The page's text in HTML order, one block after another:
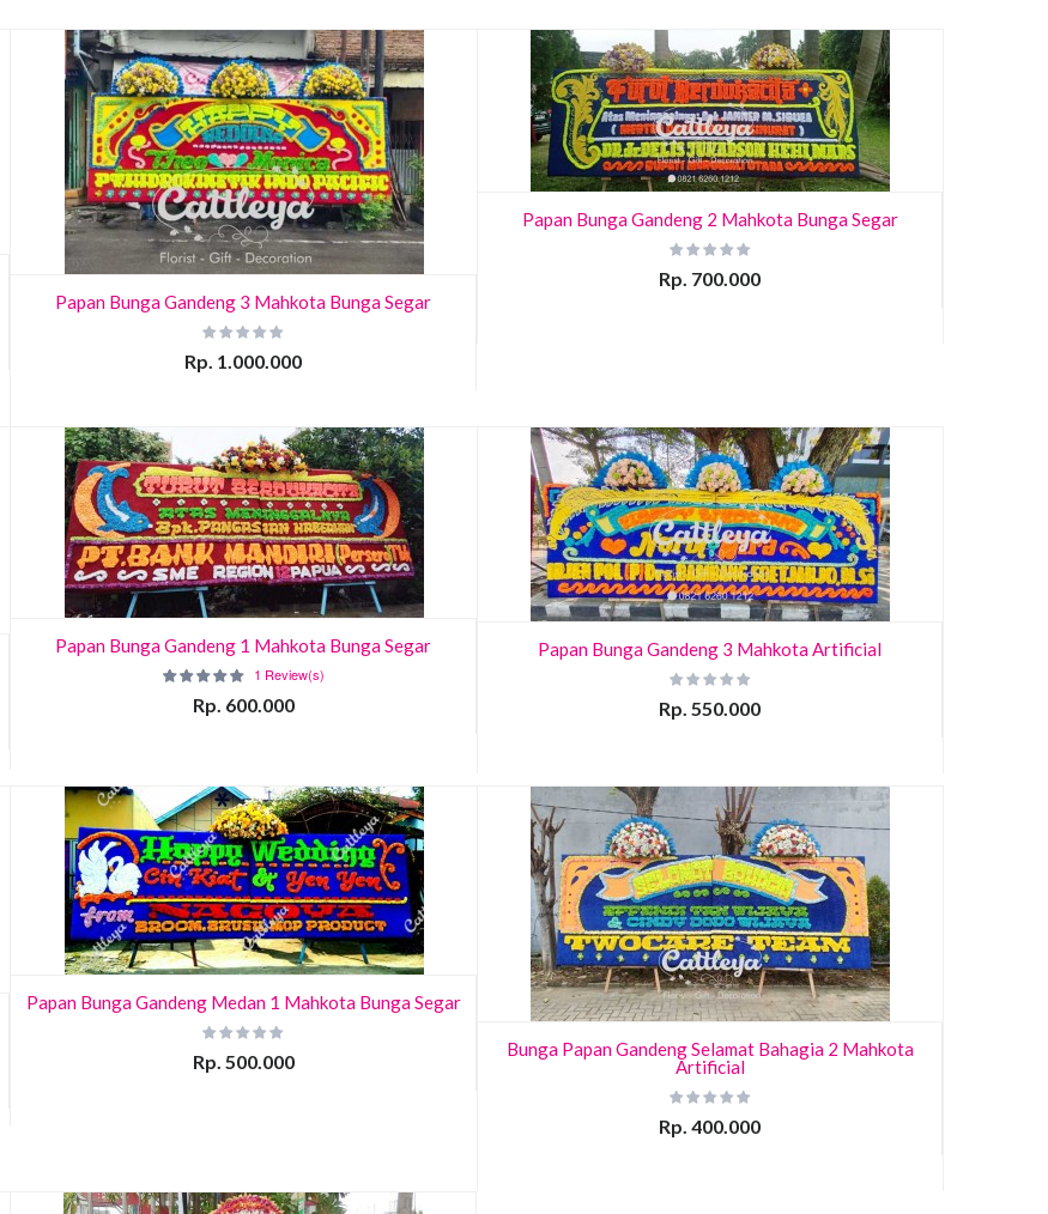
Papan Bunga Gandeng 3 Mahkota Bunga Segar
Rp. 1.000.000
Papan Bunga Gandeng 2 Mahkota Bunga Segar
Rp. 700.000
Papan Bunga Gandeng 1 Mahkota Bunga Segar
1 Review(s)
Rp. 600.000
Papan Bunga Gandeng 3 Mahkota Artificial
Rp. 550.000
Papan Bunga Gandeng Medan 1 Mahkota Bunga Segar
Rp. 500.000
Bunga Papan Gandeng Selamat Bahagia 2 Mahkota
Artificial
Rp. 400.000